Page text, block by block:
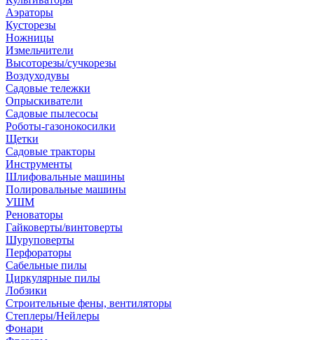
Аэраторы
Кусторезы
Ножницы
Измельчители
Высоторезы/сучкорезы
Воздуходувы
Садовые тележки
Опрыскиватели
Садовые пылесосы
Роботы-газонокосилки
Щетки
Садовые тракторы
Инструменты
Шлифовальные машины
Полировальные машины
УШМ
Реноваторы
Гайковерты/винтоверты
Шуруповерты
Перфораторы
Сабельные пилы
Циркулярные пилы
Лобзики
Строительные фены, вентиляторы
Степлеры/Нейлеры
Фонари